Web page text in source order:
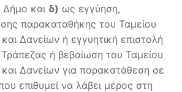
και δ) ως εγγύηση,
παρακαταθήκης του Ταμείου
Δανείων ή εγγυητική επιστολή
ή βεβαίωση του Ταμείου
Δανείων για παρακατάθεση σε
επιθυμεί να λάβει μέρος στη